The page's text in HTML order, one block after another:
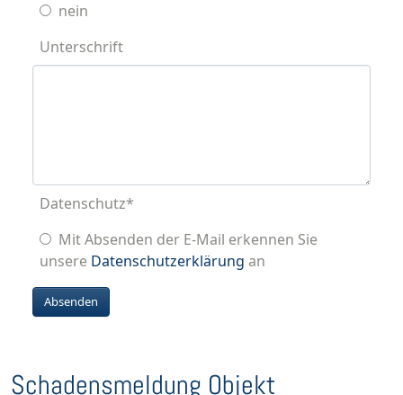
nein
Unterschrift
Datenschutz*
unsere Datenschutzerklärung an
Schadensmeldung Objekt